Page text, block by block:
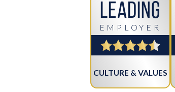
Leading
EMPLOYER
CULTURE & VALUES